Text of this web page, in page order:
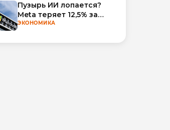
Пузырь ИИ лопается?
Meta теряет 12,5% за
неделю, а Microsoft и
ЭКОНОМИКА